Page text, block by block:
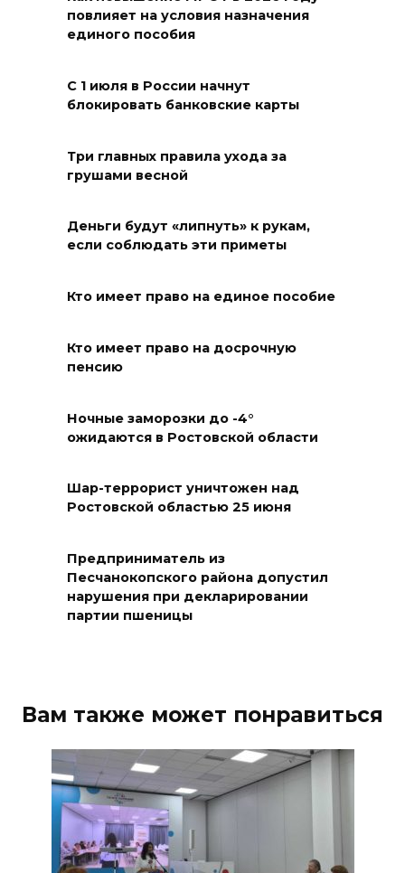
В Таганроге из-за аварии
07 августа 2026 18:42
2000 жителей бесплатно
осваивают новые профессии
Бесплатные путевки для 17
тысяч детей: в Ростовской
в донской столице
07 августа 2026 18:28
«Метеор» «Андрей Байков»
повлияет на условия назначения
единого пособия
С 1 июля в России начнут
блокировать банковские карты
Три главных правила ухода за
грушами весной
Деньги будут «липнуть» к рукам,
если соблюдать эти приметы
Кто имеет право на единое пособие
Кто имеет право на досрочную
пенсию
Ночные заморозки до -4°
ожидаются в Ростовской области
Шар-террорист уничтожен над
Ростовской областью 25 июня
Предприниматель из
Песчанокопского района допустил
нарушения при декларировании
партии пшеницы
Вам также может понравиться